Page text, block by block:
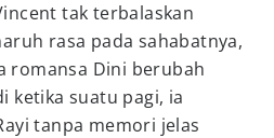
tak terbalaskan
rasa pada sahabatnya,
romansa Dini berubah
ketika suatu pagi, ia
tanpa memori jelas